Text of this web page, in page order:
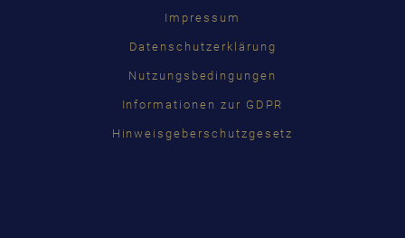
Impressum
Datenschutzerklärung
Nutzungsbedingungen
Informationen zur GDPR
Hinweisgeberschutzgesetz